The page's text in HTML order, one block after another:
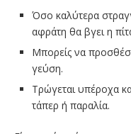
Όσο καλύτερα
αφράτη θα βγει η
Μπορείς να
γεύση.
Τρώγεται υπέροχα
τάπερ ή παραλία.